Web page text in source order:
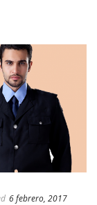
6 febrero, 2017